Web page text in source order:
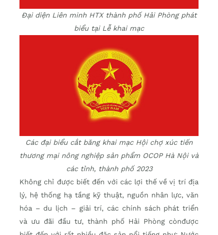
Đại diện Liên minh HTX thành phố Hải Phòng phát
biểu tại Lễ khai mạc
Các đại biểu cắt băng khai mạc Hội chợ xúc tiến
thương mại nông nghiệp sản phẩm OCOP Hà Nội và
các tỉnh, thành phố 2023
Không chỉ được biết đến với các lợi thế về vị trí địa
lý, hệ thống hạ tầng kỹ thuật, nguồn nhân lực, văn
hóa – du lịch – giải trí, các chính sách phát triển
và ưu đãi đầu tư, thành phố Hải Phòng cònđược